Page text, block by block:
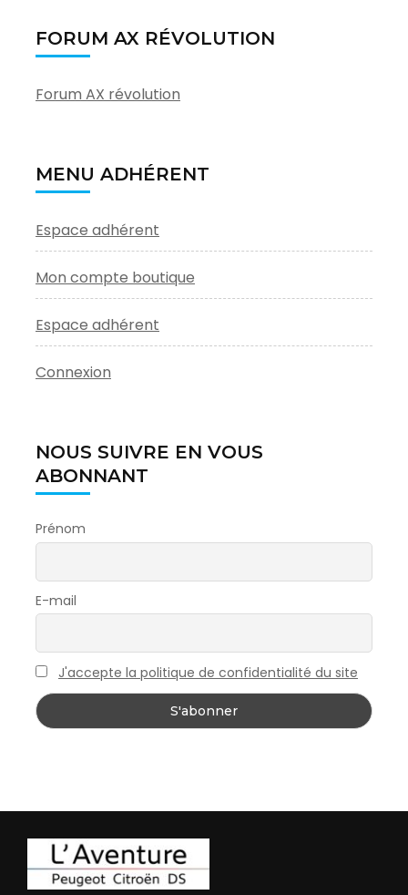
FORUM AX RÉVOLUTION
Forum AX révolution
MENU ADHÉRENT
Espace adhérent
Mon compte boutique
Espace adhérent
Connexion
NOUS SUIVRE EN VOUS
ABONNANT
Prénom
E-mail
J'accepte la politique de confidentialité du site